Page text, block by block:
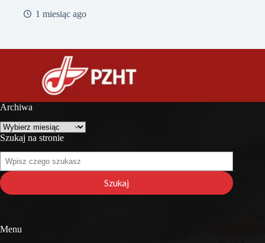
1 miesiąc ago
Archiwa
Archiwa
Szukaj na stronie
Szukaj
na
stronie
Szukaj
Menu